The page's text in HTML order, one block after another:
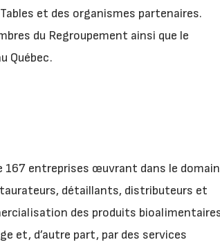
et des organismes partenaires.
du Regroupement ainsi que le
Québec.
167 entreprises œuvrant dans le
détaillants, distributeurs et
des produits
et, d’autre part, par des services